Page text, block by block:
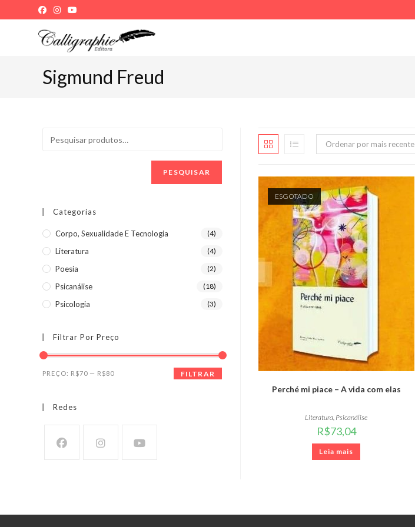
para
Sigmund Freud
Ordenar por mais recente
ESGOTADO
Perché mi piace – A vida com elas
Literatura, Psicanálise
R$73,04
Leia mais
PESQUISAR
Categorias
Corpo, Sexualidade E Tecnologia (4)
Literatura (4)
Poesia (2)
Psicanálise (18)
Psicologia (3)
Filtrar Por Preço
Preço
Preço
FILTRAR
PREÇO: R$70 — R$80
Redes